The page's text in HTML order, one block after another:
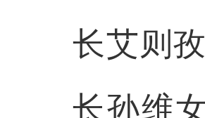
长艾则
长孙维